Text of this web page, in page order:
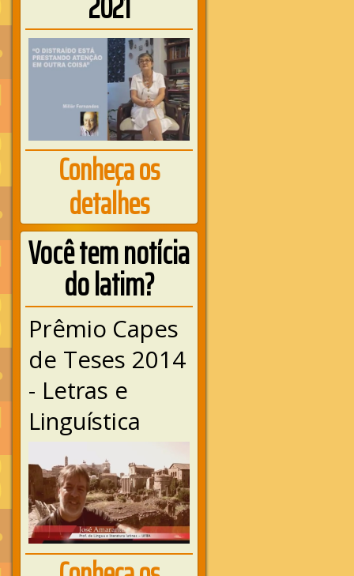
Conheça os
detalhes
Você tem notícia
do latim?
Prêmio Capes
de Teses 2014
- Letras e
Linguística